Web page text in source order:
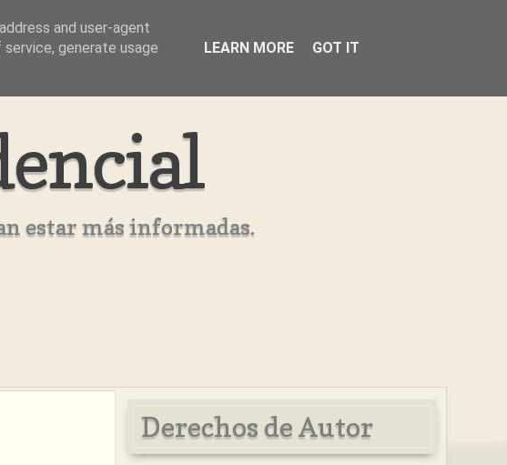
estar más informadas.
Derechos de Autor
and user-agent
generate usage
LEARN MORE GOT IT